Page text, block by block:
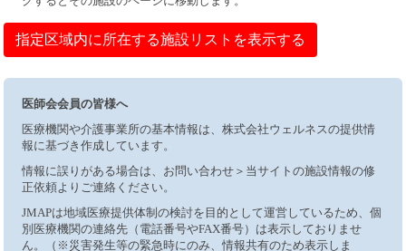
指定区域内に所在する施設リストを表示する
医師会会員の皆様へ
医療機関や介護事業所の基本情報は、株式会社ウェルネスの提供情
報に基づき作成しています。
情報に誤りがある場合は、お問い合わせ＞当サイトの施設情報の修
正依頼よりご連絡ください。
JMAPは地域医療提供体制の検討を目的として運営しているため、個
別医療機関の連絡先（電話番号やFAX番号）は表示しておりませ
ん。（※災害発生等の緊急時にのみ、情報共有のため表示しま